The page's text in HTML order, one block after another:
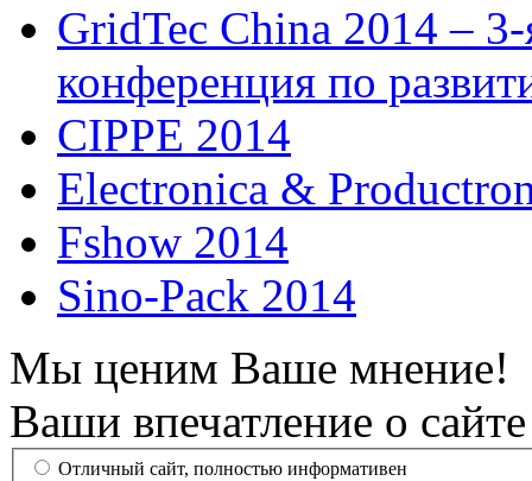
GridTec China 2014 –
конференция по
CIPPE 2014
Electronica &
Fshow 2014
Sino-Pack 2014
Мы ценим Ваше мнение!
Ваши впечатление о сайте
Отличный сайт, полностью информативен